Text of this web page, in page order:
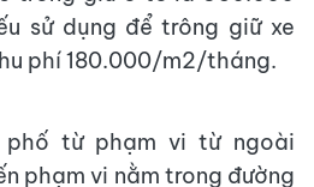
sử dụng để trông giữ xe
phí 180.000/m2/tháng.
phố từ phạm vi từ ngoài
phạm vi nằm trong đường